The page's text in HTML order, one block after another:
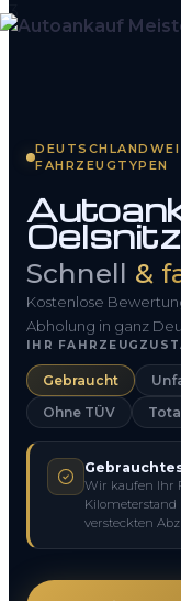
So funktioniert’s
Kontakt
FAQ
FAHRZEUGTYPEN
Schnell &
Kostenlose
Abholung in ganz
IHR
Gebraucht
Ohne TÜV
Wir kaufen Ihr
versteckten